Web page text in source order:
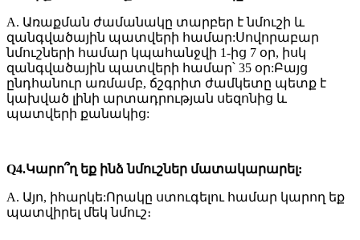
A. Առաքման ժամանակը տարբեր է նմուշի և
զանգվածային պատվերի համար:Սովորաբար
նմուշների համար կպահանջվի 1-ից 7 օր, իսկ
զանգվածային պատվերի համար՝ 35 օր:Բայց
ընդհանուր առմամբ, ճշգրիտ ժամկետը պետք է
կախված լինի արտադրության սեզոնից և
պատվերի քանակից:
Q4.Կարո՞ղ եք ինձ նմուշներ մատակարարել:
A. Այո, իհարկե:Որակը ստուգելու համար կարող եք
պատվիրել մեկ նմուշ։